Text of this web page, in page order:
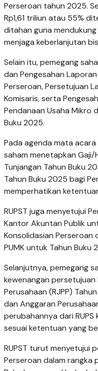
Perseroan tahun 2025.
Rp1,61 triliun atau 55%
ditahan guna
menjaga keberlanjutan
Selain itu, pemegang
dan Pengesahan
Perseroan, Persetujuan
Komisaris, serta
Pendanaan Usaha Mikro
Buku 2025.
Pada agenda mata
saham menetapkan
Tunjangan Tahun Buku
Tahun Buku 2025 bagi
memperhatikan
RUPST juga menyetujui
Kantor Akuntan Publik
Konsolidasian Perseroan
PUMK untuk Tahun Buku
Selanjutnya, pemegang
kewenangan persetujuan
Perusahaan (RJPP)
dan Anggaran
perubahannya dari
sesuai ketentuan yang
RUPST turut menyetujui
Perseroan dalam rangka